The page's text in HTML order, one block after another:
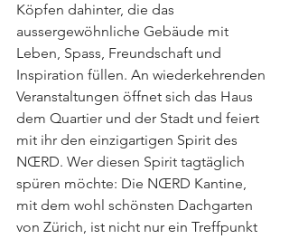
Köpfen dahinter, die das
aussergewöhnliche Gebäude mit
Leben, Spass, Freundschaft und
Inspiration füllen. An wiederkehrenden
Veranstaltungen öffnet sich das Haus
dem Quartier und der Stadt und feiert
mit ihr den einzigartigen Spirit des
NŒRD. Wer diesen Spirit tagtäglich
spüren möchte: Die NŒRD Kantine,
mit dem wohl schönsten Dachgarten
von Zürich, ist nicht nur ein Treffpunkt